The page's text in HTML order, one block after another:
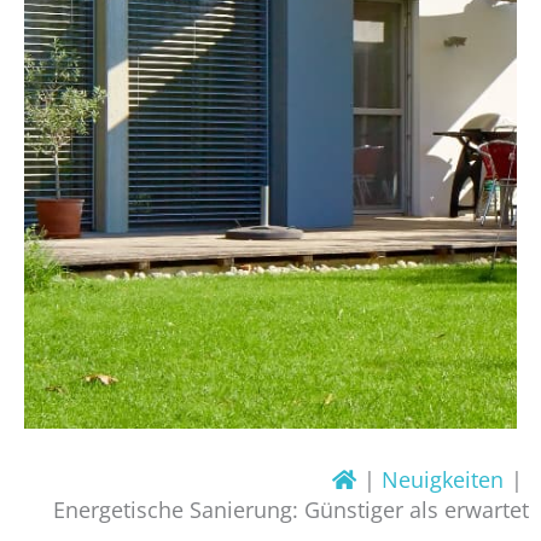
Neuigkeiten
Energetische Sanierung: Günstiger als erwartet